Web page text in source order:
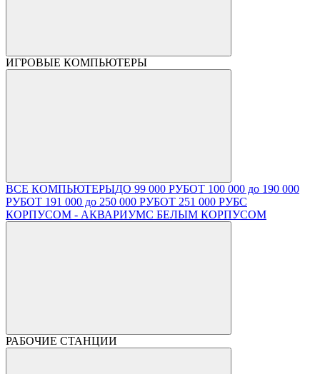
ИГРОВЫЕ КОМПЬЮТЕРЫ
ВСЕ КОМПЬЮТЕРЫДО 99 000 РУБОТ 100 000 до 190 000
РУБОТ 191 000 до 250 000 РУБОТ 251 000 РУБС
КОРПУСОМ - АКВАРИУМС БЕЛЫМ КОРПУСОМ
РАБОЧИЕ СТАНЦИИ